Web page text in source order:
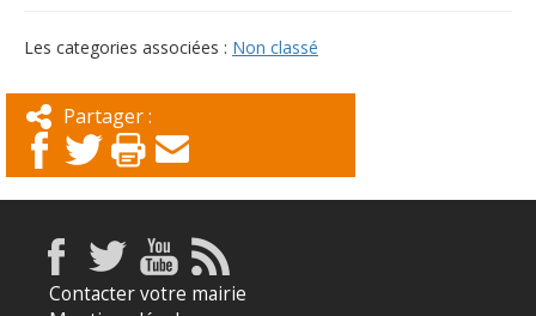
Les categories associées : Non classé
Partager :
Contacter votre mairie